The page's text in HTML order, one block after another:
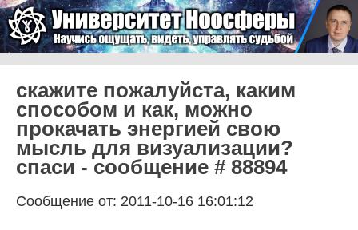
Университет Ноосферы
скажите пожалуйста, каким
способом и как, можно
прокачать энергией свою
мысль для визуализации?
спаси - сообщение # 88894
Сообщение от: 2011-10-16 16:01:12